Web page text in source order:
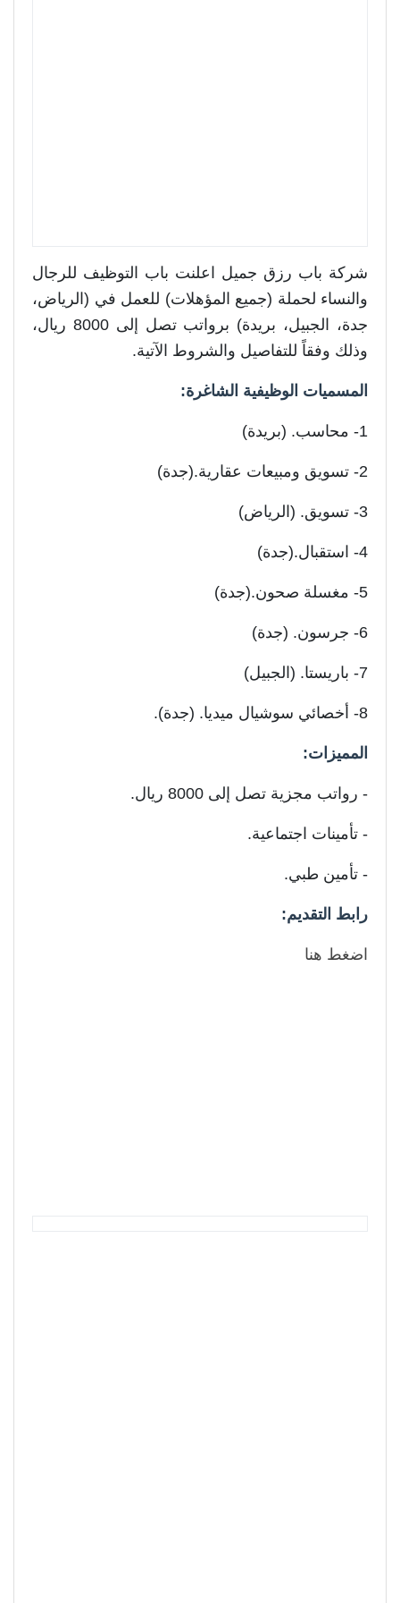
شركة باب رزق جميل اعلنت باب التوظيف للرجال
والنساء لحملة (جميع المؤهلات) للعمل في (الرياض،
جدة، الجبيل، بريدة) برواتب تصل إلى 8000 ريال،
وذلك وفقاً للتفاصيل والشروط الآتية.
المسميات الوظيفية الشاغرة:
1- محاسب. (بريدة)
2- تسويق ومبيعات عقارية.(جدة)
3- تسويق. (الرياض)
4- استقبال.(جدة)
5- مغسلة صحون.(جدة)
6- جرسون. (جدة)
7- باريستا. (الجبيل)
8- أخصائي سوشيال ميديا. (جدة).
المميزات:
- رواتب مجزية تصل إلى 8000 ريال.
- تأمينات اجتماعية.
- تأمين طبي.
رابط التقديم:
اضغط هنا